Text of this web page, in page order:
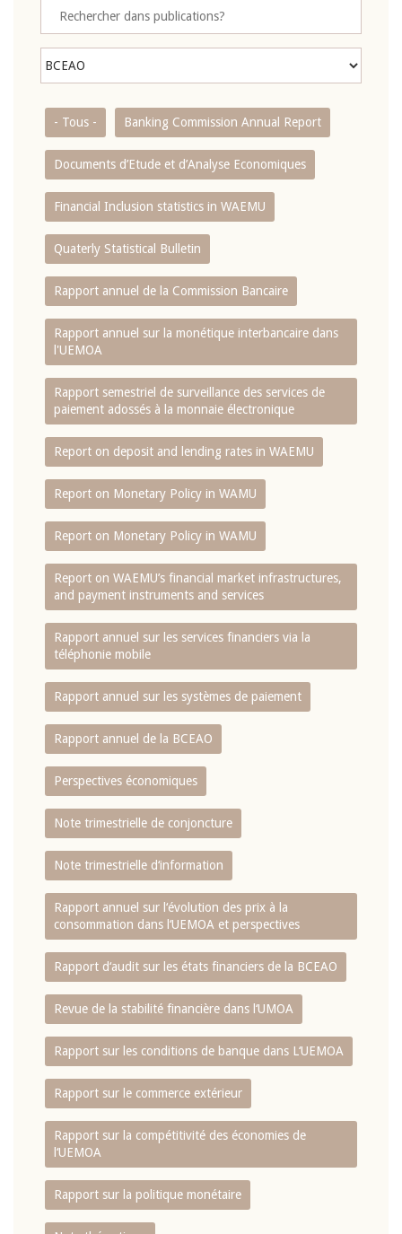
- Tous - Banking Commission Annual Report
Documents d’Etude et d’Analyse Economiques
Financial Inclusion statistics in WAEMU
Quaterly Statistical Bulletin
Rapport annuel de la Commission Bancaire
Rapport annuel sur la monétique interbancaire dans
l'UEMOA
Rapport semestriel de surveillance des services de
paiement adossés à la monnaie électronique
Report on deposit and lending rates in WAEMU
Report on Monetary Policy in WAMU
Report on Monetary Policy in WAMU
Report on WAEMU’s financial market infrastructures,
and payment instruments and services
Rapport annuel sur les services financiers via la
téléphonie mobile
Rapport annuel sur les systèmes de paiement
Rapport annuel de la BCEAO
Perspectives économiques
Note trimestrielle de conjoncture
Note trimestrielle d‘information
Rapport annuel sur l‘évolution des prix à la
consommation dans l‘UEMOA et perspectives
Rapport d‘audit sur les états financiers de la BCEAO
Revue de la stabilité financière dans l‘UMOA
Rapport sur les conditions de banque dans L‘UEMOA
Rapport sur le commerce extérieur
Rapport sur la compétitivité des économies de
l‘UEMOA
Rapport sur la politique monétaire